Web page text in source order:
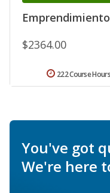
$2364.00
222 Course Hours
You've got
We're here